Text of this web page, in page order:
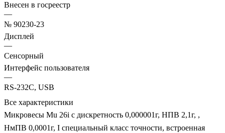
Внесен в госреестр
—
№ 90230-23
Дисплей
—
Сенсорный
Интерфейс пользователя
—
RS-232C, USB
Все характеристики
Микровесы Mu 26i с дискретность 0,000001г, НПВ 2,1г, ,
НмПВ 0,0001г, I специальный класс точности, встроенная